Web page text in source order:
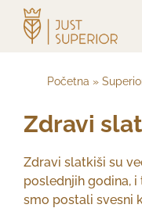
Početna »
Zdravi
Zdravi slatkiši su
poslednjih godina,
smo postali svesni